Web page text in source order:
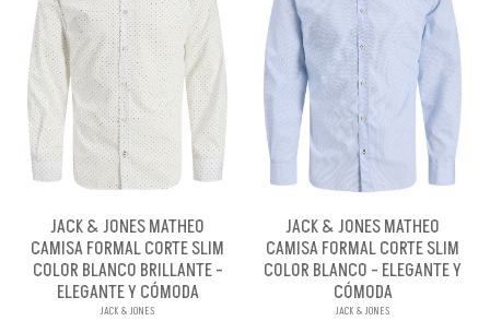
JACK & JONES MATHEO
CAMISA FORMAL CORTE SLIM
COLOR BLANCO BRILLANTE -
ELEGANTE Y CÓMODA
JACK & JONES
JACK & JONES MATHEO
CAMISA FORMAL CORTE SLIM
COLOR BLANCO - ELEGANTE Y
CÓMODA
JACK & JONES